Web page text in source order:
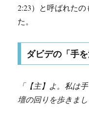
2:23）と呼ばれた
た。
ダビデの「手を
「【主】よ。私は
壇の回りを歩きまし